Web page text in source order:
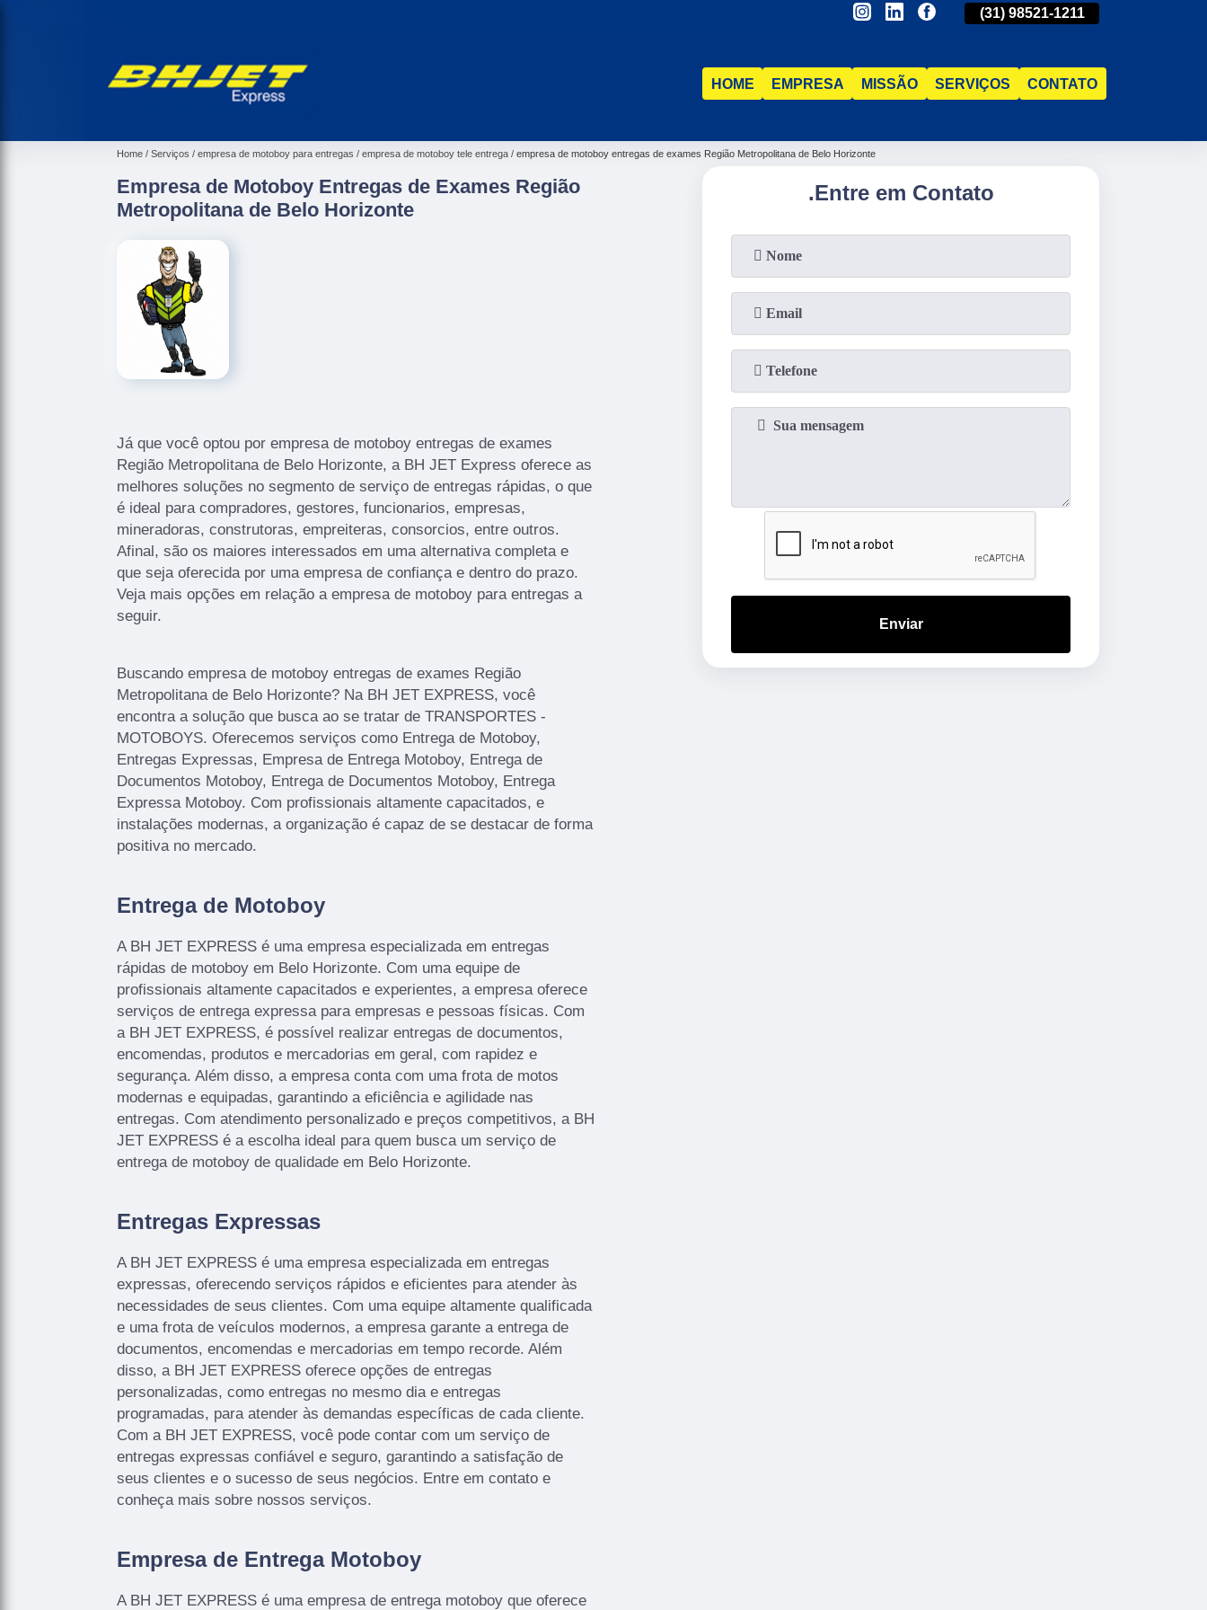
2515-5031 (31)98521-1211
HOME EMPRESA MISSÃO SERVIÇOS CONTATO
Home Serviços empresa de motoboy para entregas empresa de motoboy tele entrega empresa de motoboy entregas de exames Região Metropolitana de Belo Horizonte
Empresa de Motoboy Entregas de Exames Região
Metropolitana de Belo Horizonte
Já que você optou por empresa de motoboy entregas de exames
Região Metropolitana de Belo Horizonte, a BH JET Express oferece as
melhores soluções no segmento de serviço de entregas rápidas, o que
é ideal para compradores, gestores, funcionarios, empresas,
mineradoras, construtoras, empreiteras, consorcios, entre outros.
Afinal, são os maiores interessados em uma alternativa completa e
que seja oferecida por uma empresa de confiança e dentro do prazo.
Veja mais opções em relação a empresa de motoboy para entregas a
seguir.
Buscando empresa de motoboy entregas de exames Região
Metropolitana de Belo Horizonte? Na BH JET EXPRESS, você
encontra a solução que busca ao se tratar de TRANSPORTES -
MOTOBOYS. Oferecemos serviços como Entrega de Motoboy,
Entregas Expressas, Empresa de Entrega Motoboy, Entrega de
Documentos Motoboy, Entrega de Documentos Motoboy, Entrega
Expressa Motoboy. Com profissionais altamente capacitados, e
instalações modernas, a organização é capaz de se destacar de forma
positiva no mercado.
Entrega de Motoboy
A BH JET EXPRESS é uma empresa especializada em entregas
rápidas de motoboy em Belo Horizonte. Com uma equipe de
profissionais altamente capacitados e experientes, a empresa oferece
serviços de entrega expressa para empresas e pessoas físicas. Com
a BH JET EXPRESS, é possível realizar entregas de documentos,
encomendas, produtos e mercadorias em geral, com rapidez e
segurança. Além disso, a empresa conta com uma frota de motos
modernas e equipadas, garantindo a eficiência e agilidade nas
entregas. Com atendimento personalizado e preços competitivos, a BH
JET EXPRESS é a escolha ideal para quem busca um serviço de
entrega de motoboy de qualidade em Belo Horizonte.
Entregas Expressas
A BH JET EXPRESS é uma empresa especializada em entregas
expressas, oferecendo serviços rápidos e eficientes para atender às
necessidades de seus clientes. Com uma equipe altamente qualificada
e uma frota de veículos modernos, a empresa garante a entrega de
documentos, encomendas e mercadorias em tempo recorde. Além
disso, a BH JET EXPRESS oferece opções de entregas
personalizadas, como entregas no mesmo dia e entregas
programadas, para atender às demandas específicas de cada cliente.
Com a BH JET EXPRESS, você pode contar com um serviço de
entregas expressas confiável e seguro, garantindo a satisfação de
seus clientes e o sucesso de seus negócios. Entre em contato e
conheça mais sobre nossos serviços.
Empresa de Entrega Motoboy
A BH JET EXPRESS é uma empresa de entrega motoboy que oferece
.Entre em Contato
Enviar